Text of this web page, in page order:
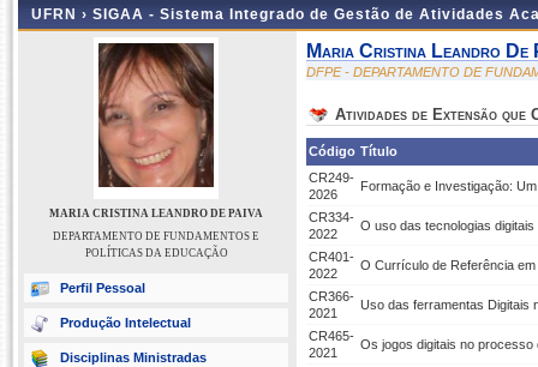
UFRN › SIGAA - Sistema Integrado de Gestão de Atividades
MARIA CRISTINA LEANDRO DE PAIVA
DEPARTAMENTO DE FUNDAMENTOS E
POLÍTICAS DA EDUCAÇÃO
Perfil Pessoal
Produção Intelectual
Disciplinas Ministradas
Maria Cristina Leandro De
DFPE - DEPARTAMENTO DE
Atividades de Extensão que
Código Título
CR249-
2026
Formação e Investigação:
CR334-
2022
O uso das tecnologias
CR401-
2022
O Currículo de Referência
CR366-
2021
Uso das ferramentas Digitais
CR465-
2021
Os jogos digitais no processo